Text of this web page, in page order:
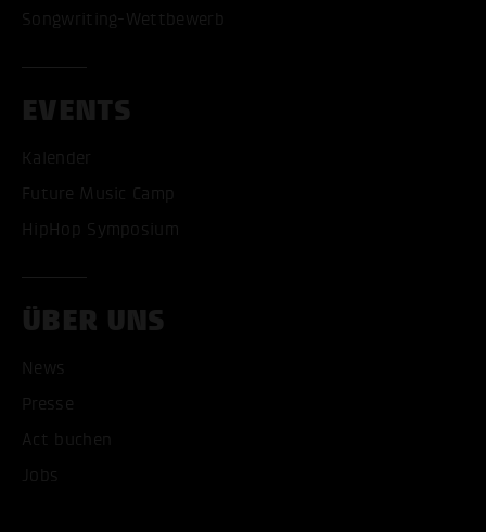
Songwriting-Wettbewerb
EVENTS
Kalender
Future Music Camp
HipHop Symposium
ÜBER UNS
News
Presse
Act buchen
Jobs